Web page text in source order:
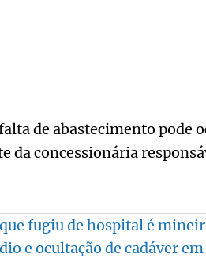
de abastecimento pode
da concessionária
fugiu de hospital é
e ocultação de cadáver